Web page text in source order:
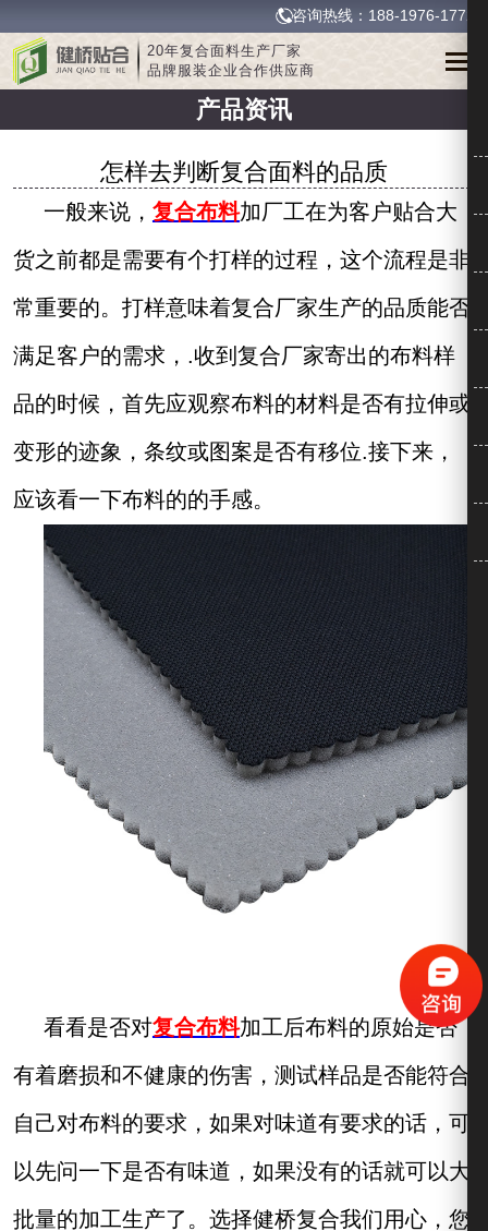
咨询热线：188-1976-1772
20年复合面料生产厂家
品牌服装企业合作供应商
产品资讯
怎样去判断复合面料的品质
一般来说， 复合布料加厂工在为客户贴合大
货之前都是需要有个打样的过程，这个流程是非
常重要的。打样意味着复合厂家生产的品质能否
满足客户的需求， .收到 复合厂家寄出的布料样
品的时候，首先应观察布料的材料是否有拉伸或
变形的迹象，条纹或图案是否有移位.接下来，
应该看一下布料的的手感。
看看是否对复合布料加工后布料的原始是否
有着磨损和不健康的伤害 ， 测试样品是否能符合
自己对布料的要求 ，如果对味道有要求的话，可
以先问一下是否有味道，如果没有的话就可以大
批量的加工生产了。选择健桥复合我们用心，您